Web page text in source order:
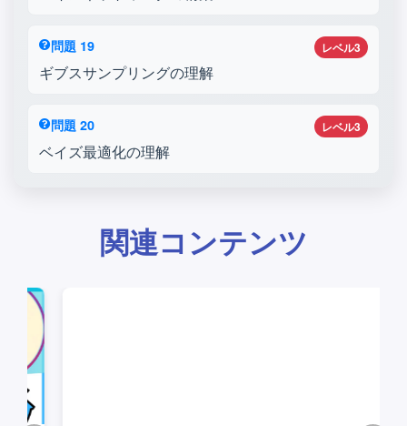
レベル3
問題 19
ギブスサンプリングの理解
レベル3
問題 20
ベイズ最適化の理解
関連コンテンツ